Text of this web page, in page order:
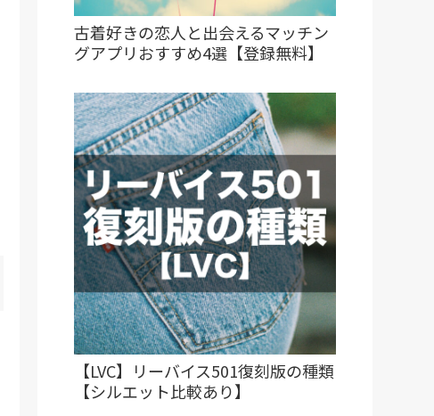
古着好きの恋人と出会えるマッチン
グアプリおすすめ4選【登録無料】
【LVC】リーバイス501復刻版の種類
【シルエット比較あり】